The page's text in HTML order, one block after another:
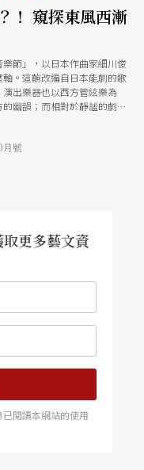
！ 窺探東風西漸
節」，以日本作曲家細川俊
。這齣改編自日本能劇的歌
出樂器也以西方管絃樂為
幽韻；而相對於靜謐的劇情
體語言截然不同。
號
更多藝文資
閱讀本網站的使用